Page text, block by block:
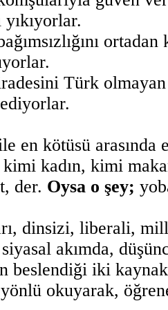
yıkıyorlar.
Türk
en kötüsü arasında
kimi kadın, kimi
der. Oysa o şey;
dinsizi, liberali,
akımda,
beslendiği iki
okuyarak,